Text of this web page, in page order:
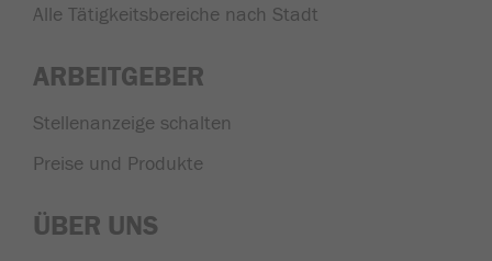
Alle Tätigkeitsbereiche nach Stadt
ARBEITGEBER
Stellenanzeige schalten
Preise und Produkte
ÜBER UNS